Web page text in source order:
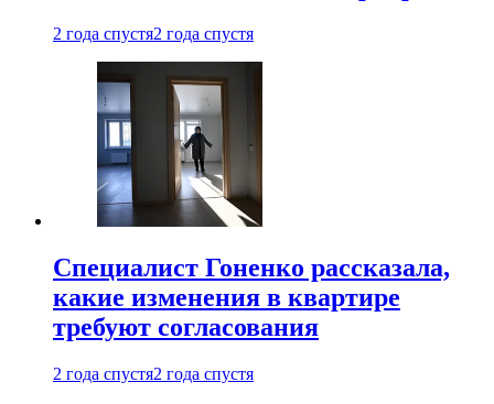
2 года спустя2 года спустя
Специалист Гоненко рассказала,
какие изменения в квартире
требуют согласования
2 года спустя2 года спустя